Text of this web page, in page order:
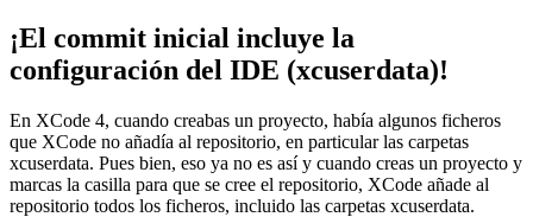
¡El commit inicial incluye la
configuración del IDE (xcuserdata)!
En XCode 4, cuando creabas un proyecto, había algunos ficheros
que XCode no añadía al repositorio, en particular las carpetas
xcuserdata. Pues bien, eso ya no es así y cuando creas un proyecto y
marcas la casilla para que se cree el repositorio, XCode añade al
repositorio todos los ficheros, incluido las carpetas xcuserdata.